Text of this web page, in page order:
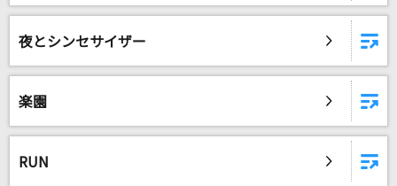
夜とシンセサイザー
楽園
RUN